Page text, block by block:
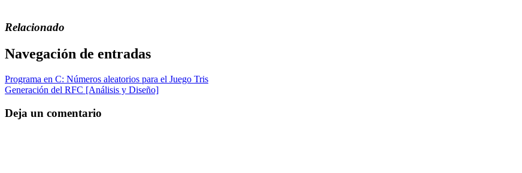
Relacionado
Navegación de entradas
Programa en C: Números aleatorios para el Juego Tris
Generación del RFC [Análisis y Diseño]
Deja un comentario